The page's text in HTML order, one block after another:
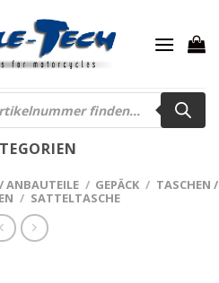
ANBAUTEILE / GEPÄCK / TASCHEN /
/ SATTELTASCHE